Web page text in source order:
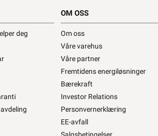
deg
OM OSS
Om oss
Våre varehus
Våre partner
Fremtidens energiløsninger
Bærekraft
Investor Relations
Personvernerklæring
EE-avfall
Salgsbetingelser